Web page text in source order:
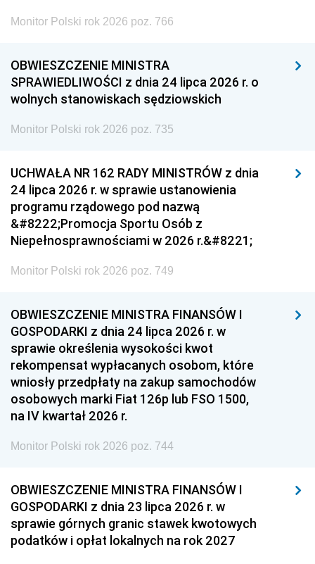
Monitor Polski rok 2026 poz. 766
OBWIESZCZENIE MINISTRA
SPRAWIEDLIWOŚCI z dnia 24 lipca 2026 r. o
wolnych stanowiskach sędziowskich
Monitor Polski rok 2026 poz. 735
UCHWAŁA NR 162 RADY MINISTRÓW z dnia
24 lipca 2026 r. w sprawie ustanowienia
programu rządowego pod nazwą
&#8222;Promocja Sportu Osób z
Niepełnosprawnościami w 2026 r.&#8221;
Monitor Polski rok 2026 poz. 749
OBWIESZCZENIE MINISTRA FINANSÓW I
GOSPODARKI z dnia 24 lipca 2026 r. w
sprawie określenia wysokości kwot
rekompensat wypłacanych osobom, które
wniosły przedpłaty na zakup samochodów
osobowych marki Fiat 126p lub FSO 1500,
na IV kwartał 2026 r.
Monitor Polski rok 2026 poz. 744
OBWIESZCZENIE MINISTRA FINANSÓW I
GOSPODARKI z dnia 23 lipca 2026 r. w
sprawie górnych granic stawek kwotowych
podatków i opłat lokalnych na rok 2027